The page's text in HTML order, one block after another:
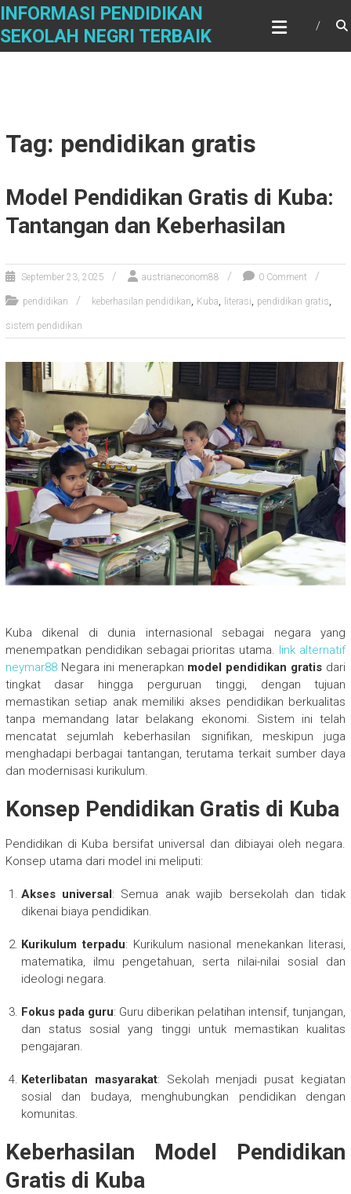
Skip
content
INFORMASI PENDIDIKAN
SEKOLAH NEGRI TERBAIK
Tag: pendidikan gratis
Model Pendidikan Gratis di Kuba:
Tantangan dan Keberhasilan
September 23, 2025 austrianeconom88 0 Comment
pendidikan keberhasilan pendidikan, Kuba, literasi, pendidikan gratis,
sistem pendidikan
Kuba dikenal di dunia internasional sebagai negara yang
menempatkan pendidikan sebagai prioritas utama. link alternatif
neymar88Negara ini menerapkan model pendidikan gratis dari
tingkat dasar hingga perguruan tinggi, dengan tujuan
memastikan setiap anak memiliki akses pendidikan berkualitas
tanpa memandang latar belakang ekonomi. Sistem ini telah
mencatat sejumlah keberhasilan signifikan, meskipun juga
menghadapi berbagai tantangan, terutama terkait sumber daya
dan modernisasi kurikulum.
Konsep Pendidikan Gratis di Kuba
Pendidikan di Kuba bersifat universal dan dibiayai oleh negara.
Konsep utama dari model ini meliputi:
Akses universal: Semua anak wajib bersekolah dan tidak
dikenai biaya pendidikan.
Kurikulum terpadu: Kurikulum nasional menekankan literasi,
matematika, ilmu pengetahuan, serta nilai-nilai sosial dan
ideologi negara.
Fokus pada guru: Guru diberikan pelatihan intensif, tunjangan,
dan status sosial yang tinggi untuk memastikan kualitas
pengajaran.
Keterlibatan masyarakat: Sekolah menjadi pusat kegiatan
sosial dan budaya, menghubungkan pendidikan dengan
komunitas.
Keberhasilan Model Pendidikan
Gratis di Kuba